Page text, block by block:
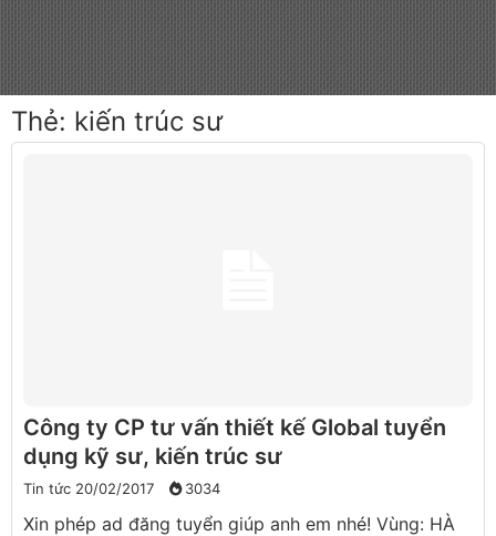
Thẻ: kiến trúc sư
Công ty CP tư vấn thiết kế Global tuyển
dụng kỹ sư, kiến trúc sư
Tin tức 20/02/2017 3034
Xin phép ad đăng tuyển giúp anh em nhé! Vùng: HÀ